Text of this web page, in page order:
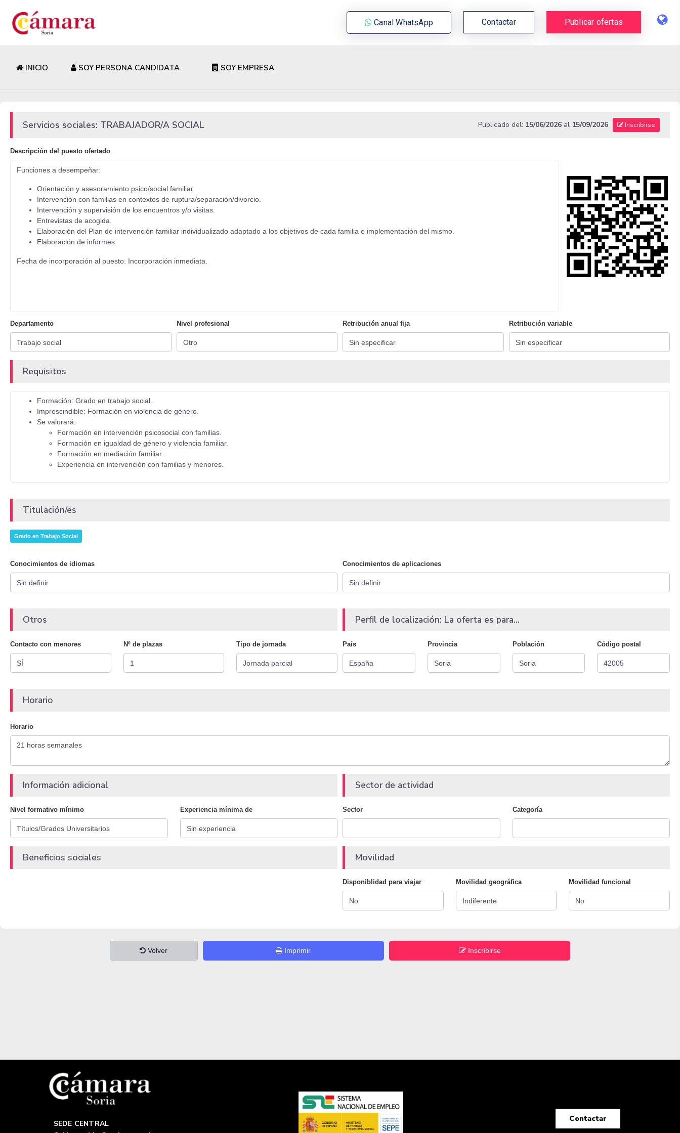
Canal WhatsApp Contactar Publicar ofertas
INICIO SOY PERSONA CANDIDATA SOY EMPRESA
Servicios sociales: TRABAJADOR/A SOCIAL Publicado del: 15/06/2026al 15/09/2026 Inscribirse
Descripción del puesto ofertado
Funciones a desempeñar:
Orientación y asesoramiento psico/social familiar.
Intervención con familias en contextos de ruptura/separación/divorcio.
Intervención y supervisión de los encuentros y/o visitas.
Entrevistas de acogida.
Elaboración del Plan de intervención familiar individualizado adaptado a los objetivos de cada familia e implementación del mismo.
Elaboración de informes.
Fecha de incorporación al puesto: Incorporación inmediata.
Departamento Nivel profesional Retribución anual fija Retribución variable
Requisitos
Formación: Grado en trabajo social.
Imprescindible: Formación en violencia de género.
Se valorará:
Formación en intervención psicosocial con familias.
Formación en igualdad de género y violencia familiar.
Formación en mediación familiar.
Experiencia en intervención con familias y menores.
Titulación/es
Grado en Trabajo Social
Conocimientos de idiomas Conocimientos de aplicaciones
Otros
Contacto con menores Nº de plazas Tipo de jornada
Perfil de localización: La oferta es para...
País Provincia Población Código postal
Horario
Horario
Información adicional
Nivel formativo mínimo Experiencia mínima de
Sector de actividad
Sector Categoría
Beneficios sociales Movilidad
Disponiblidad para viajar Movilidad geográfica Movilidad funcional
Volver Imprimir Inscribirse
SEDE CENTRAL
Contactar